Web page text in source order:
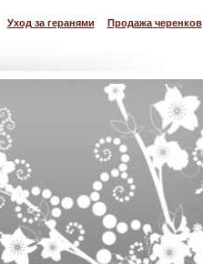
Уход за геранями Продажа черенков